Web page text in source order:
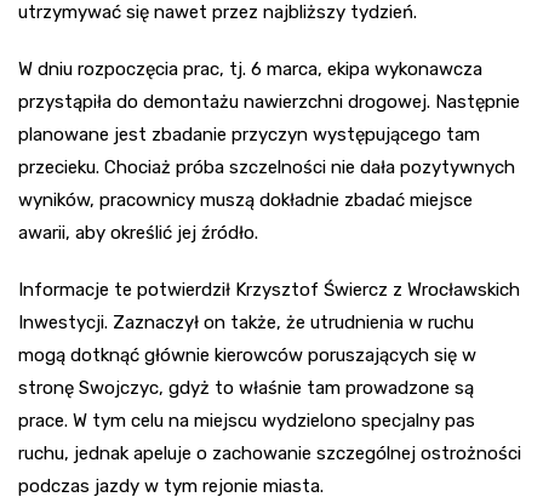
utrzymywać się nawet przez najbliższy tydzień.
W dniu rozpoczęcia prac, tj. 6 marca, ekipa wykonawcza
przystąpiła do demontażu nawierzchni drogowej. Następnie
planowane jest zbadanie przyczyn występującego tam
przecieku. Chociaż próba szczelności nie dała pozytywnych
wyników, pracownicy muszą dokładnie zbadać miejsce
awarii, aby określić jej źródło.
Informacje te potwierdził Krzysztof Świercz z Wrocławskich
Inwestycji. Zaznaczył on także, że utrudnienia w ruchu
mogą dotknąć głównie kierowców poruszających się w
stronę Swojczyc, gdyż to właśnie tam prowadzone są
prace. W tym celu na miejscu wydzielono specjalny pas
ruchu, jednak apeluje o zachowanie szczególnej ostrożności
podczas jazdy w tym rejonie miasta.